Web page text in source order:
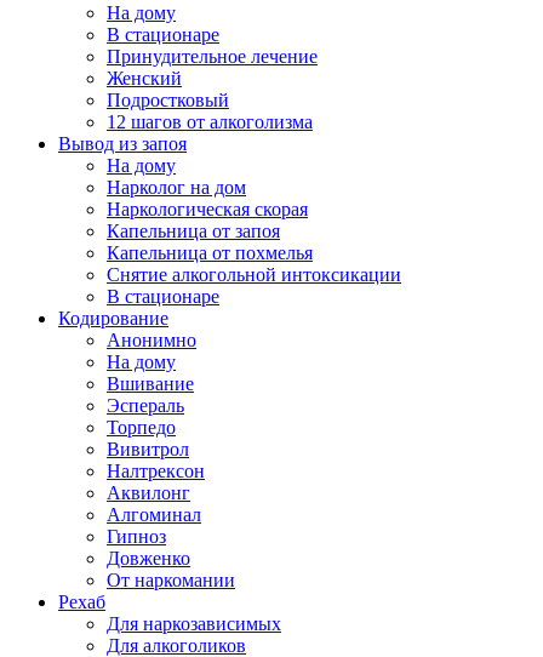
На дому
В стационаре
Принудительное лечение
Женский
Подростковый
12 шагов от алкоголизма
Вывод из запоя
На дому
Нарколог на дом
Наркологическая скорая
Капельница от запоя
Капельница от похмелья
Снятие алкогольной интоксикации
В стационаре
Кодирование
Анонимно
На дому
Вшивание
Эспераль
Торпедо
Вивитрол
Налтрексон
Аквилонг
Алгоминал
Гипноз
Довженко
От наркомании
Рехаб
Для наркозависимых
Для алкоголиков